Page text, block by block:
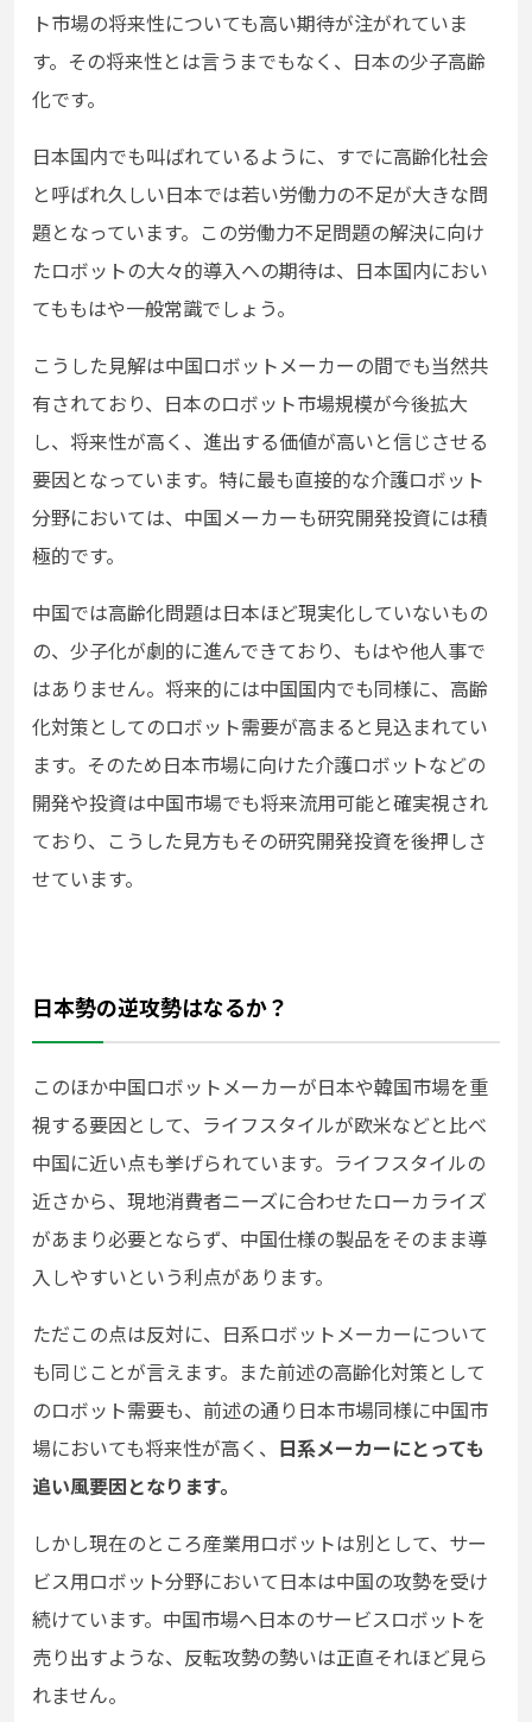
ト市場の将来性についても高い期待が注がれていま
す。その将来性とは言うまでもなく、日本の少子高齢
化です。
日本国内でも叫ばれているように、すでに高齢化社会
と呼ばれ久しい日本では若い労働力の不足が大きな問
題となっています。この労働力不足問題の解決に向け
たロボットの大々的導入への期待は、日本国内におい
てももはや一般常識でしょう。
こうした見解は中国ロボットメーカーの間でも当然共
有されており、日本のロボット市場規模が今後拡大
し、将来性が高く、進出する価値が高いと信じさせる
要因となっています。特に最も直接的な介護ロボット
分野においては、中国メーカーも研究開発投資には積
極的です。
中国では高齢化問題は日本ほど現実化していないもの
の、少子化が劇的に進んできており、もはや他人事で
はありません。将来的には中国国内でも同様に、高齢
化対策としてのロボット需要が高まると見込まれてい
ます。そのため日本市場に向けた介護ロボットなどの
開発や投資は中国市場でも将来流用可能と確実視され
ており、こうした見方もその研究開発投資を後押しさ
せています。
日本勢の逆攻勢はなるか？
このほか中国ロボットメーカーが日本や韓国市場を重
視する要因として、ライフスタイルが欧米などと比べ
中国に近い点も挙げられています。ライフスタイルの
近さから、現地消費者ニーズに合わせたローカライズ
があまり必要とならず、中国仕様の製品をそのまま導
入しやすいという利点があります。
ただこの点は反対に、日系ロボットメーカーについて
も同じことが言えます。また前述の高齢化対策として
のロボット需要も、前述の通り日本市場同様に中国市
場においても将来性が高く、 日系メーカーにとっても
追い風要因となります。
しかし現在のところ産業用ロボットは別として、サー
ビス用ロボット分野において日本は中国の攻勢を受け
続けています。中国市場へ日本のサービスロボットを
売り出すような、反転攻勢の勢いは正直それほど見ら
れません。